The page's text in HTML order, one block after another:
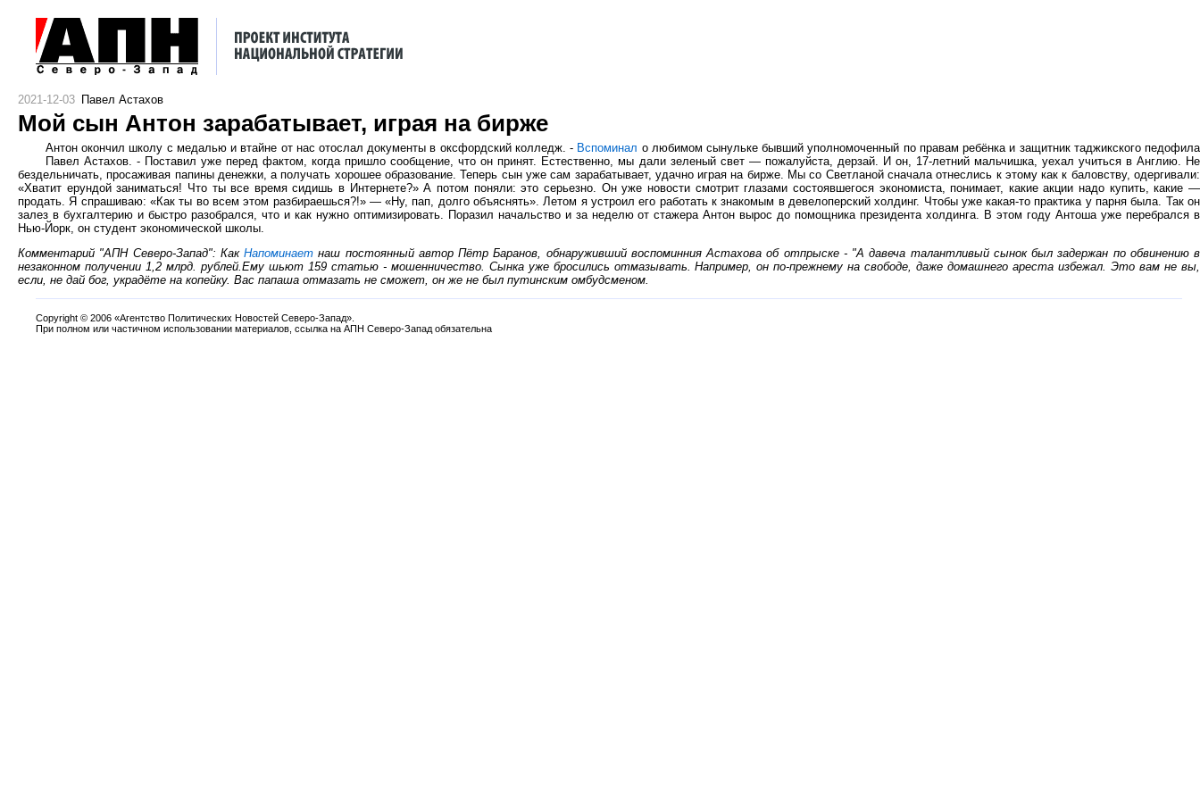
2021-12-03 Павел Астахов
Мой сын Антон зарабатывает, играя на бирже
Антон окончил школу с медалью и втайне от нас отослал документы в оксфордский колледж. - Вспоминал о любимом сынульке бывший уполномоченный по правам ребёнка и защитник таджикского педофила
Павел Астахов. - Поставил уже перед фактом, когда пришло сообщение, что он принят. Естественно, мы дали зеленый свет — пожалуйста, дерзай. И он, 17-летний мальчишка, уехал учиться в Англию. Не
бездельничать, просаживая папины денежки, а получать хорошее образование. Теперь сын уже сам зарабатывает, удачно играя на бирже. Мы со Светланой сначала отнеслись к этому как к баловству, одергивали:
«Хватит ерундой заниматься! Что ты все время сидишь в Интернете?» А потом поняли: это серьезно. Он уже новости смотрит глазами состоявшегося экономиста, понимает, какие акции надо купить, какие —
продать. Я спрашиваю: «Как ты во всем этом разбираешься?!» — «Ну, пап, долго объяснять». Летом я устроил его работать к знакомым в девелоперский холдинг. Чтобы уже какая-то практика у парня была. Так он
залез в бухгалтерию и быстро разобрался, что и как нужно оптимизировать. Поразил начальство и за неделю от стажера Антон вырос до помощника президента холдинга. В этом году Антоша уже перебрался в
Нью-Йорк, он студент экономической школы.
Комментарий "АПН Северо-Запад": Как Напоминает наш постоянный автор Пётр Баранов, обнаруживший воспоминния Астахова об отпрыске - "А давеча талантливый сынок был задержан по обвинению в
незаконном получении 1,2 млрд. рублей.Ему шьют 159 статью - мошенничество. Сынка уже бросились отмазывать. Например, он по-прежнему на свободе, даже домашнего ареста избежал. Это вам не вы,
если, не дай бог, украдёте на копейку. Вас папаша отмазать не сможет, он же не был путинским омбудсменом.
Copyright © 2006 «Агентство Политических Новостей Северо-Запад».
При полном или частичном использовании материалов, ссылка на АПН Северо-Запад обязательна